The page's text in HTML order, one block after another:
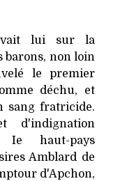
lui sur la
barons, non loin
le premier
déchu, et
sang fratricide.
haut-pays
Amblard de
d'Apchon,